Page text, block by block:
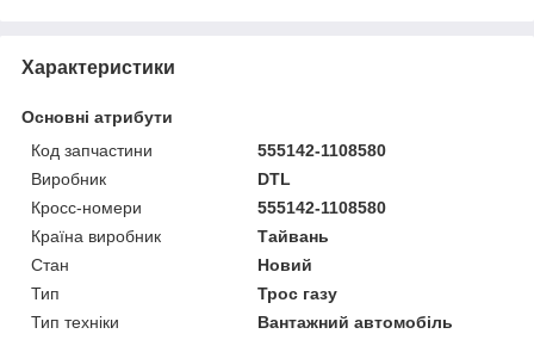
Характеристики
Основні атрибути
Код запчастини
555142-1108580
Виробник
DTL
Кросс-номери
555142-1108580
Країна виробник
Тайвань
Стан
Новий
Тип
Трос газу
Тип техніки
Вантажний автомобіль